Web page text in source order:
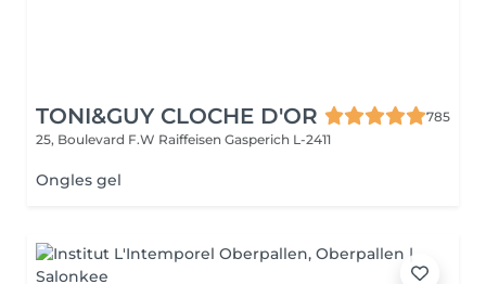
TONI&GUY CLOCHE D'OR
785
25, Boulevard F.W Raiffeisen Gasperich L-2411
Ongles gel